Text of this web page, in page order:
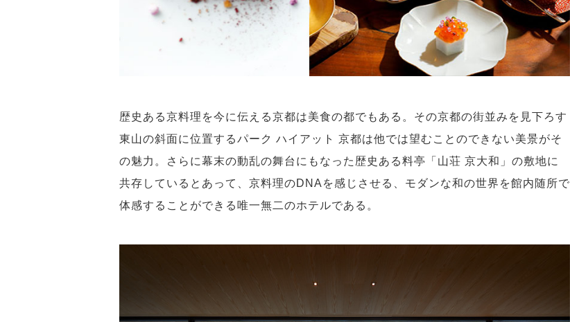
歴史ある京料理を今に伝える京都は美食の都でもある。その京都の街並みを見下ろす
東山の斜面に位置するパーク ハイアット 京都は他では望むことのできない美景がそ
の魅力。さらに幕末の動乱の舞台にもなった歴史ある料亭「山荘 京大和」の敷地に
共存しているとあって、京料理のDNAを感じさせる、モダンな和の世界を館内随所で
体感することができる唯一無二のホテルである。